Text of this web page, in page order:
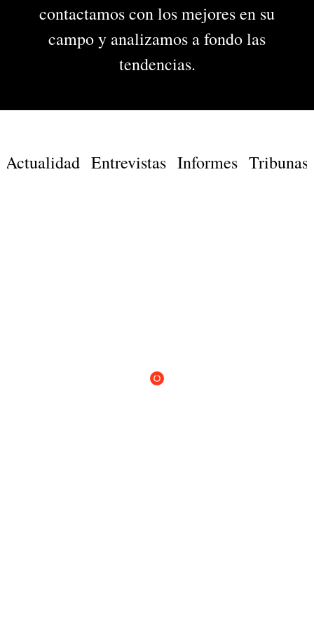
contactamos con los mejores en su
campo y analizamos a fondo las
tendencias.
Actualidad Entrevistas Informes Tribunas